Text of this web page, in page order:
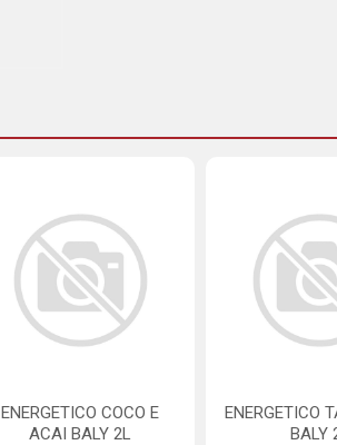
ENERGETICO COCO E
ACAI BALY 2L
ENERGETICO
BALY